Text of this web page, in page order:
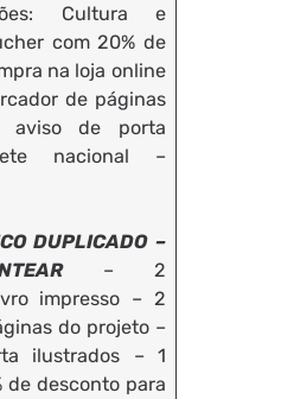
Cultura e
com 20% de
na loja online
de páginas
de porta
nacional –
DUPLICADO –
– 2
impresso – 2
do projeto –
ilustrados – 1
de desconto para